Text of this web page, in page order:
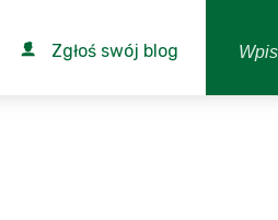
Zgłoś swój blog